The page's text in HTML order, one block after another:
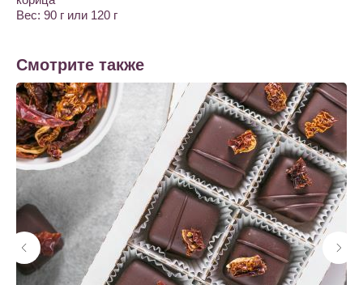
Вес: 90 г или 120 г
Смотрите также